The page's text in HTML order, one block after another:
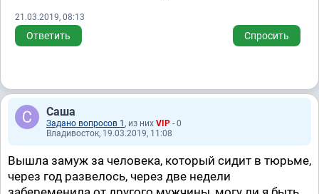
21.03.2019, 08:13
Ответить Спросить
Саша
Задано вопросов 1 , из них VIP - 0
Владивосток, 19.03.2019, 11:08
Вышла замуж за человека, который сидит в тюрьме,
через год развелось, через две недели